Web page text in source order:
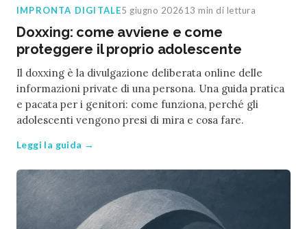
IMPRONTA DIGITALE5 giugno 202613 min di lettura
Doxxing: come avviene e come
proteggere il proprio adolescente
Il doxxing è la divulgazione deliberata online delle
informazioni private di una persona. Una guida pratica
e pacata per i genitori: come funziona, perché gli
adolescenti vengono presi di mira e cosa fare.
Leggi la guida →